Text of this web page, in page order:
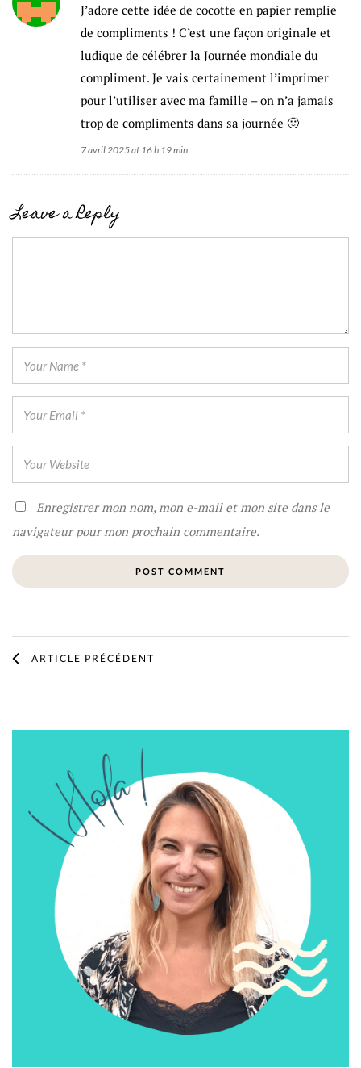
J’adore cette idée de cocotte en papier remplie
de compliments ! C’est une façon originale et
ludique de célébrer la Journée mondiale du
compliment. Je vais certainement l’imprimer
pour l’utiliser avec ma famille – on n’a jamais
trop de compliments dans sa journée 🙂
7 avril 2025 at 16 h 19 min
Leave a Reply
Enregistrer mon nom, mon e-mail et mon site dans le
navigateur pour mon prochain commentaire.
ARTICLE PRÉCÉDENT